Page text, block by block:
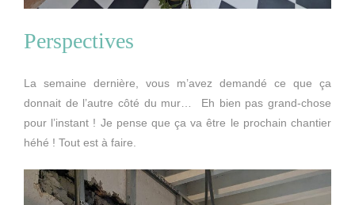
Perspectives
La semaine dernière, vous m’avez demandé ce que ça
donnait de l’autre côté du mur… Eh bien pas grand-chose
pour l’instant ! Je pense que ça va être le prochain chantier
héhé ! Tout est à faire.